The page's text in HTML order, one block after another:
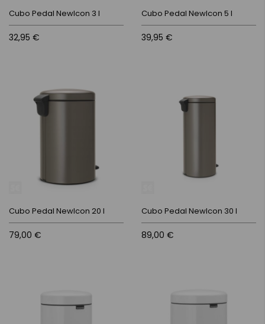
Cubo Pedal NewIcon 3 l
32,95 €
Cubo Pedal NewIcon 5 l
39,95 €
Cubo Pedal NewIcon 20 l
79,00 €
Cubo Pedal NewIcon 30 l
89,00 €